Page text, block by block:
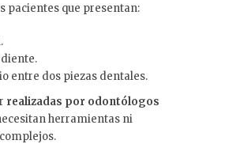
pacientes que presentan:
entre dos piezas dentales.
realizadas por odontólogos
herramientas ni